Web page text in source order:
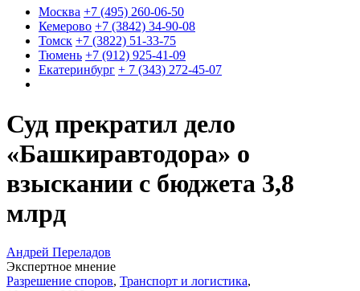
Москва +7 (495) 260-06-50
Кемерово +7 (3842) 34-90-08
Томск +7 (3822) 51-33-75
Тюмень +7 (912) 925-41-09
Екатеринбург + 7 (343) 272-45-07
Суд прекратил дело
«Башкиравтодора» о
взыскании с бюджета 3,8
млрд
Андрей Переладов
Экспертное мнение
Разрешение споров, Транспорт и логистика,